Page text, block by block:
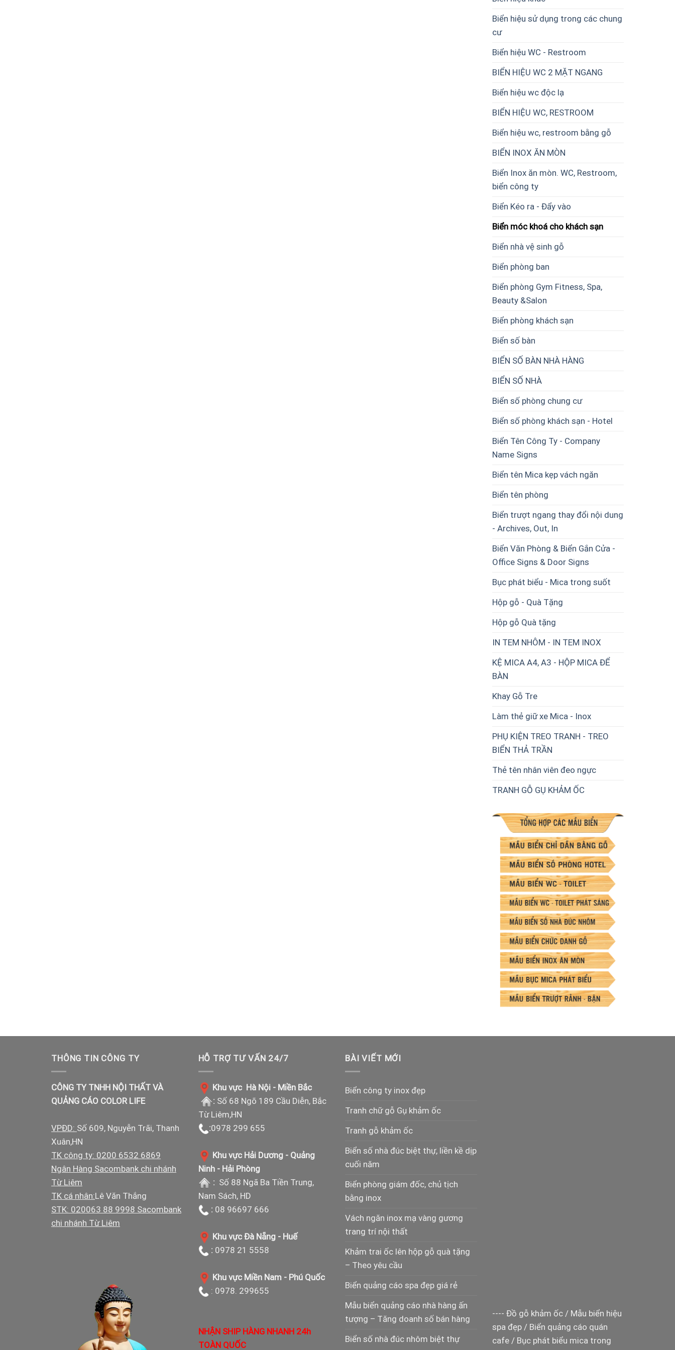
Biển hiệu sử dụng trong các chung
cư
Biển hiệu WC - Restroom
BIỂN HIỆU WC 2 MẶT NGANG
Biển hiệu wc độc lạ
BIỂN HIỆU WC, RESTROOM
Biển hiệu wc, restroom bằng gỗ
BIỂN INOX ĂN MÒN
Biển Inox ăn mòn. WC, Restroom,
biển công ty
Biển Kéo ra - Đẩy vào
Biển móc khoá cho khách sạn
Biển nhà vệ sinh gỗ
Biển phòng ban
Biển phòng Gym Fitness, Spa,
Beauty &Salon
Biển phòng khách sạn
Biển số bàn
BIỂN SỐ BÀN NHÀ HÀNG
BIỂN SỐ NHÀ
Biển số phòng chung cư
Biển số phòng khách sạn - Hotel
Biển Tên Công Ty - Company
Name Signs
Biển tên Mica kẹp vách ngăn
Biển tên phòng
Biển trượt ngang thay đổi nội dung
- Archives, Out, In
Biển Văn Phòng & Biển Gắn Cửa -
Office Signs & Door Signs
Bục phát biểu - Mica trong suốt
Hộp gỗ - Quà Tặng
Hộp gỗ Quà tặng
IN TEM NHÔM - IN TEM INOX
KỆ MICA A4, A3 - HỘP MICA ĐỂ
BÀN
Khay Gỗ Tre
Làm thẻ giữ xe Mica - Inox
PHỤ KIỆN TREO TRANH - TREO
BIỂN THẢ TRẦN
Thẻ tên nhân viên đeo ngực
TRANH GỖ GỤ KHẢM ỐC
THÔNG TIN CÔNG TY
CÔNG TY TNHH NỘI THẤT VÀ
QUẢNG CÁO COLOR LIFE
VPĐD: Số 609, Nguyễn Trãi, Thanh
Xuân,HN
TK công ty: 0200 6532 6869
Ngân Hàng Sacombank chi nhánh
Từ Liêm
TK cá nhân:Lê Văn Thắng
STK: 020063 88 9998 Sacombank
chi nhánh Từ Liêm
HỖ TRỢ TƯ VẤN 24/7
Khu vực Hà Nội - Miền Bắc
: Số 68 Ngõ 189 Cầu Diễn, Bắc
Từ Liêm,HN
:0978 299 655
Khu vực Hải Dương - Quảng
Ninh - Hải Phòng
: Số 88 Ngã Ba Tiền Trung,
Nam Sách, HD
: 08 96697 666
Khu vực Đà Nẵng - Huế
: 0978 21 5558
Khu vực Miền Nam - Phú Quốc
: 0978. 299655
NHẬN SHIP HÀNG NHANH 24h
TOÀN QUỐC
BÀI VIẾT MỚI
Biển công ty inox đẹp
Tranh chữ gỗ Gụ khảm ốc
Tranh gỗ khảm ốc
Biển số nhà đúc biệt thự, liền kề dịp
cuối năm
Biển phòng giám đốc, chủ tịch
bằng inox
Vách ngăn inox mạ vàng gương
trang trí nội thất
Khảm trai ốc lên hộp gỗ quà tặng
– Theo yêu cầu
Biển quảng cáo spa đẹp giá rẻ
Mẫu biển quảng cáo nhà hàng ấn
tượng – Tăng doanh số bán hàng
Biển số nhà đúc nhôm biệt thự
---- Đồ gỗ khảm ốc/ Mẫu biển hiệu
spa đẹp/ Biển quảng cáo quán
cafe/ Bục phát biểu mica trong